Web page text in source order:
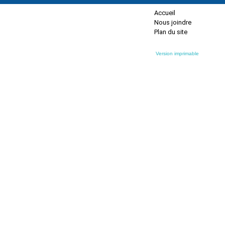
Accueil
Nous joindre
Plan du site
Version imprimable